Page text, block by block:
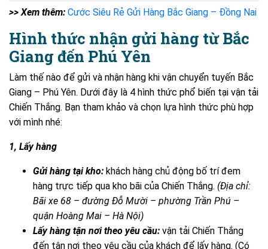
>> Xem thêm: Cước Siêu Rẻ Gửi Hàng Bắc Giang – Đồng Nai
Hình thức nhận gửi hàng từ Bắc
Giang đến Phú Yên
Làm thế nào để gửi và nhận hàng khi vận chuyển tuyến Bắc
Giang – Phú Yên. Dưới đây là 4 hình thức phổ biến tại vận tải
Chiến Thắng. Bạn tham khảo và chọn lựa hình thức phù hợp
với mình nhé:
1, Lấy hàng
Gửi hàng tại kho: khách hàng chủ động bố trí đem
hàng trực tiếp qua kho bãi của Chiến Thắng. (Địa chỉ:
Bãi xe 68 – đường Đỗ Mười – phường Trần Phú –
quận Hoàng Mai – Hà Nội)
Lấy hàng tận nơi theo yêu cầu: vận tải Chiến Thắng
đến tận nơi theo yêu cầu của khách để lấy hàng. (Có